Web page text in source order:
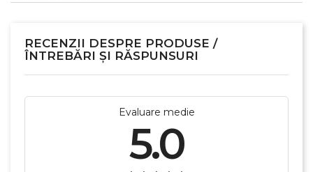
RECENZII DESPRE PRODUSE /
ÎNTREBĂRI ȘI RĂSPUNSURI
Evaluare medie
5.0